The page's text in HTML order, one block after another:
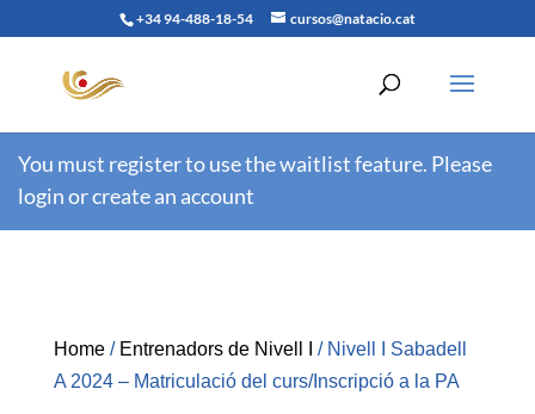
+34 94-488-18-54 cursos@natacio.cat
You must register to use the waitlist feature. Please
login or create an account
Home/ Entrenadors de Nivell I
/ Nivell I Sabadell
A 2024 – Matriculació del curs/Inscripció a la PA